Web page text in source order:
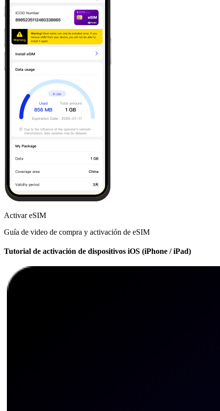
Activar eSIM
Guía de video de compra y activación de eSIM
Tutorial de activación de dispositivos iOS (iPhone / iPad)